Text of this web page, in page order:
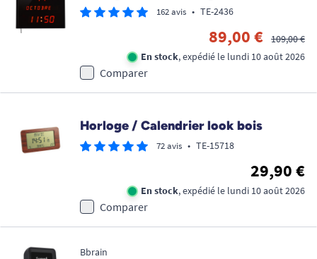
162 avis • TE-2436
89,00 €
109,00 €
En stock, expédié le lundi 10 août 2026
Comparer
Horloge / Calendrier look bois
72 avis • TE-15718
29,90 €
En stock, expédié le lundi 10 août 2026
Comparer
Bbrain